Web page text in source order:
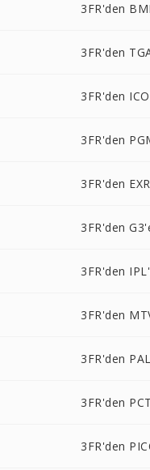
3FR'den
3FR'den
3FR'den
3FR'den
3FR'den
3FR'den
3FR'den
3FR'den
3FR'den
3FR'den
3FR'den